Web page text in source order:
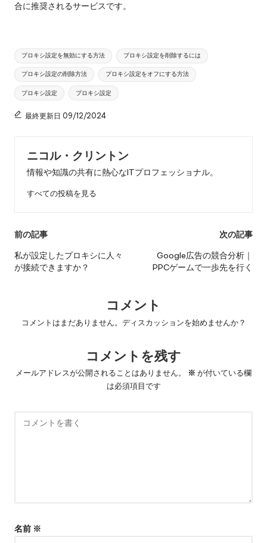
合に推奨されるサービスです。
タ
グ
プロキシ設定を無効にする方法 プロキシ設定を削除するには
プロキシ設定の削除方法 プロキシ設定をオフにする方法
プロキシ設定 プロキシ設定
最終更新日 09/12/2024
ニコル・クリントン
情報や知識の共有に熱心なITプロフェッショナル。
すべての投稿を見る
投
稿
ナ
ゲ
ョ
前の記事
私が設定したプロキシに人々
が接続できますか？
次の記事
Google広告の競合分析｜
PPCゲームで一歩先を行く
コメント
コメントはまだありません。ディスカッションを始めませんか？
コメントを残す
メールアドレスが公開されることはありません。 ※ が付いている欄
は必須項目です
名前 ※